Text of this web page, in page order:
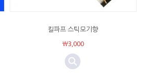
킬파프 스틱모기향
￦3,000